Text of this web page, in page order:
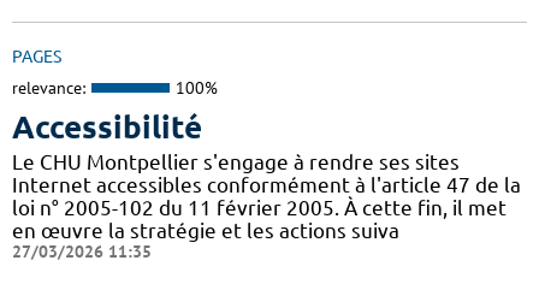
PAGES
relevance: 100%
Accessibilité
Le CHU Montpellier s'engage à rendre ses sites
Internet accessibles conformément à l'article 47 de la
loi n° 2005-102 du 11 février 2005. À cette fin, il met
en œuvre la stratégie et les actions suiva
27/03/2026 11:35